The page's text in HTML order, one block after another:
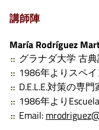
講師陣
María Rodríguez
グラナダ大学 古
1986年よりスペ
D.E.L.E.対策の専門
1986年より
Email: